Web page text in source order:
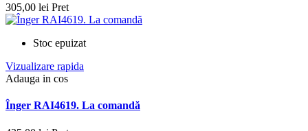
305,00 lei Pret
Stoc epuizat
Vizualizare rapida
Adauga in cos
Înger RAI4619. La comandă